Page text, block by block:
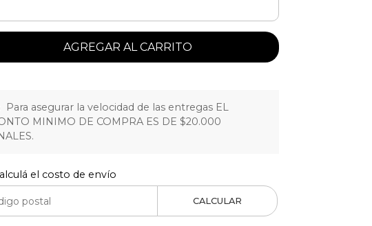
AGREGAR AL CARRITO
Para asegurar la velocidad de las entregas EL
MINIMO DE COMPRA ES DE $20.000
el costo de envío
CALCULAR